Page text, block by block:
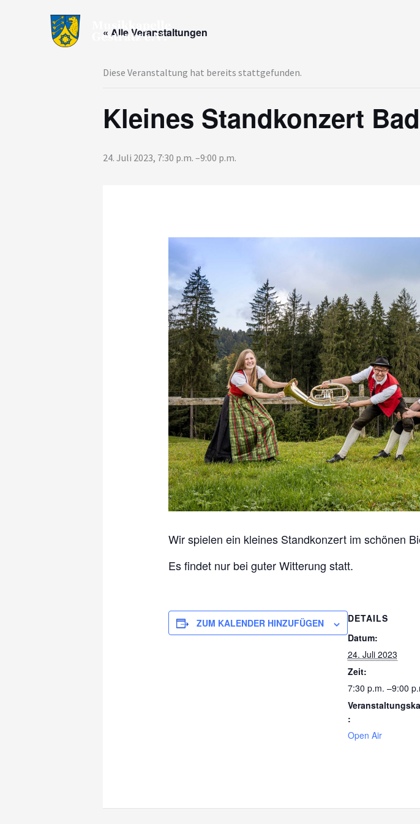
« Alle Veranstaltungen
Diese Veranstaltung hat bereits stattgefunden.
Kleines Standkonzert
24. Juli 2023, 7:30 p.m. –9:00 p.m.
Wir spielen ein kleines Standkonzert im schönen
Es findet nur bei guter Witterung statt.
ZUM KALENDER HINZUFÜGEN
DETAILS
Datum:
24. Juli 2023
Zeit:
7:30 p.m. –9:00
:
Open Air